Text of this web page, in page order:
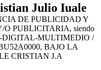
Julio Iuale
DE PUBLICIDAD Y
PUBLICITARIA, siendo
DIGITAL-MULTIMEDIO /
BAJO LA
CRISTIAN J.A